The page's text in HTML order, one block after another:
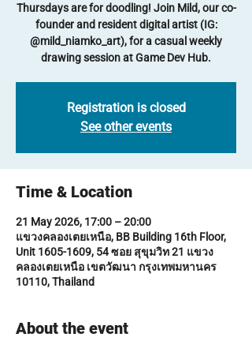
Thursdays are for doodling! Join Mild, our co-
founder and resident digital artist (IG:
@mild_niamko_art), for a casual weekly
drawing session at Game Dev Hub.
Registration is closed
See other events
Time & Location
21 May 2026, 17:00 – 20:00
แขวงคลองเตยเหนือ, BB Building 16th Floor,
Unit 1605-1609, 54 ซอย สุขุมวิท 21 แขวง
คลองเตยเหนือ เขตวัฒนา กรุงเทพมหานคร
10110, Thailand
About the event